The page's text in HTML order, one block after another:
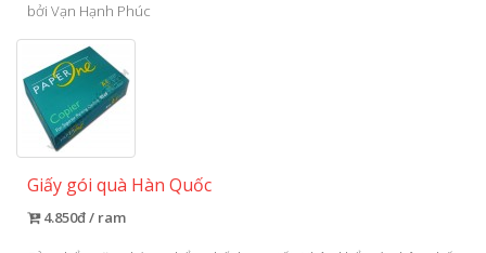
bởi Vạn Hạnh Phúc
Giấy gói quà Hàn Quốc
4.850đ / ram